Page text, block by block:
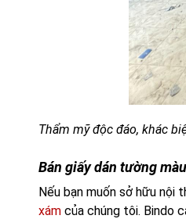
Thẩm mỹ độc đáo, khác
Bán giấy dán tường
Nếu bạn muốn sở hữu nội
xám của chúng tôi. Bindo